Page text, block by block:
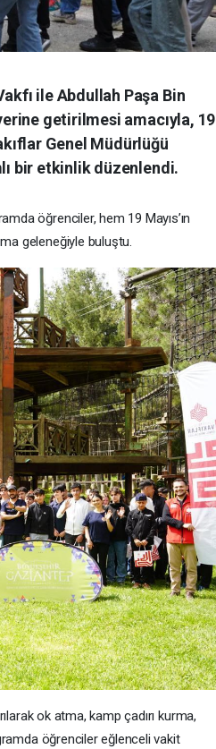
ile Abdullah Paşa Bin
getirilmesi amacıyla, 19
Genel Müdürlüğü
bir etkinlik düzenlendi.
öğrenciler, hem 19 Mayıs’ın
geleneğiyle buluştu.
ok atma, kamp çadırı kurma,
öğrenciler eğlenceli vakit